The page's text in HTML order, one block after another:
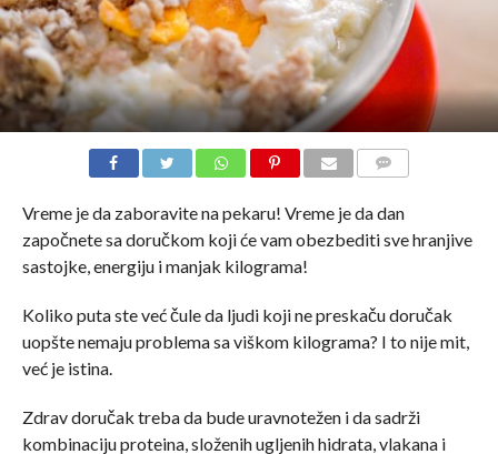
Vreme je da zaboravite na pekaru! Vreme je da dan
započnete sa doručkom koji će vam obezbediti sve hranjive
sastojke, energiju i manjak kilograma!
Koliko puta ste već čule da ljudi koji ne preskaču doručak
uopšte nemaju problema sa viškom kilograma? I to nije mit,
već je istina.
Zdrav doručak treba da bude uravnotežen i da sadrži
kombinaciju proteina, složenih ugljenih hidrata, vlakana i